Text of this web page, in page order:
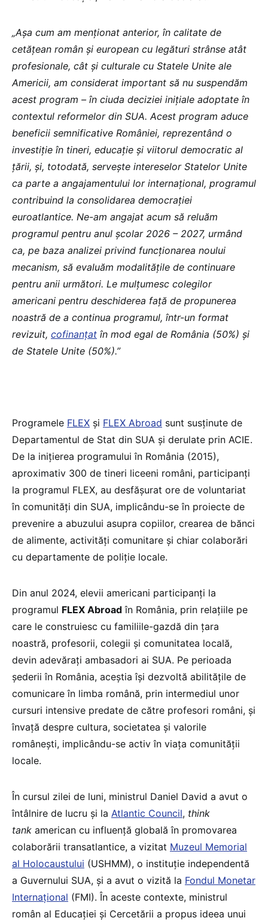
„Așa cum am menționat anterior, în calitate de
cetățean român și european cu legături strânse atât
profesionale, cât și culturale cu Statele Unite ale
Americii, am considerat important să nu suspendăm
acest program – în ciuda deciziei inițiale adoptate în
contextul reformelor din SUA. Acest program aduce
beneficii semnificative României, reprezentând o
investiție în tineri, educație și viitorul democratic al
țării, și, totodată, servește intereselor Statelor Unite
ca parte a angajamentului lor internațional, programul
contribuind la consolidarea democrației
euroatlantice. Ne-am angajat acum să reluăm
programul pentru anul școlar 2026 – 2027, urmând
ca, pe baza analizei privind funcționarea noului
mecanism, să evaluăm modalitățile de continuare
pentru anii următori. Le mulțumesc colegilor
americani pentru deschiderea față de propunerea
noastră de a continua programul, într-un format
revizuit, cofinanțat în mod egal de România (50%) și
de Statele Unite (50%).”
Programele FLEX și FLEX Abroad sunt susținute de
Departamentul de Stat din SUA și derulate prin ACIE.
De la inițierea programului în România (2015),
aproximativ 300 de tineri liceeni români, participanți
la programul FLEX, au desfășurat ore de voluntariat
în comunități din SUA, implicându-se în proiecte de
prevenire a abuzului asupra copiilor, crearea de bănci
de alimente, activități comunitare și chiar colaborări
cu departamente de poliție locale.
Din anul 2024, elevii americani participanți la
programul FLEX Abroad în România, prin relațiile pe
care le construiesc cu familiile-gazdă din țara
noastră, profesorii, colegii și comunitatea locală,
devin adevărați ambasadori ai SUA. Pe perioada
șederii în România, aceștia își dezvoltă abilitățile de
comunicare în limba română, prin intermediul unor
cursuri intensive predate de către profesori români, și
învață despre cultura, societatea și valorile
românești, implicându-se activ în viața comunității
locale.
În cursul zilei de luni, ministrul Daniel David a avut o
întâlnire de lucru și la Atlantic Council, think
tank american cu influență globală în promovarea
colaborării transatlantice, a vizitat Muzeul Memorial
al Holocaustului (USHMM), o instituție independentă
a Guvernului SUA, și a avut o vizită la Fondul Monetar
Internațional (FMI). În aceste contexte, ministrul
român al Educației și Cercetării a propus ideea unui